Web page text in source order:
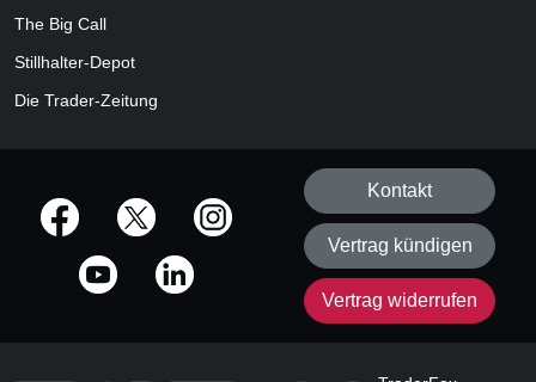
The Big Call
Stillhalter-Depot
Die Trader-Zeitung
offizielle Social Media-Accounts
Kontakt
Vertrag kündigen
Vertrag widerrufen